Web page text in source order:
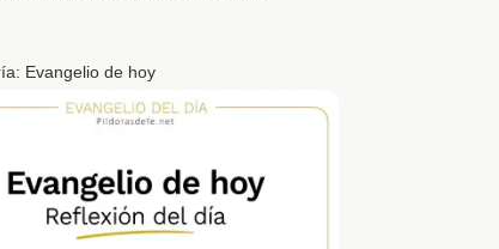
Evangelio de hoy